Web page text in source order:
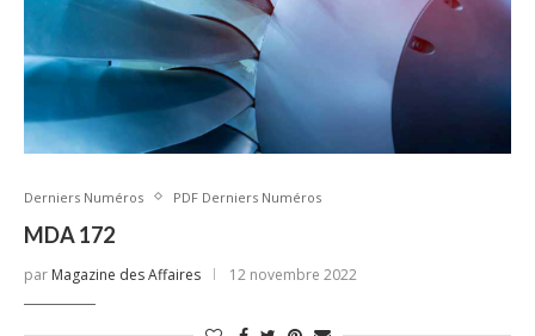
Derniers Numéros PDF Derniers Numéros
MDA 172
par Magazine des Affaires 12 novembre 2022